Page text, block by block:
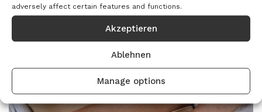
adversely affect certain features and functions.
Akzeptieren
Ablehnen
Manage options
Wunden